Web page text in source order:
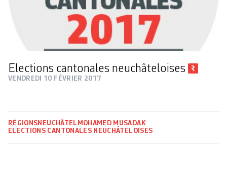
Elections cantonales neuchâteloises
VENDREDI 10 FÉVRIER 2017
RÉGIONS NEUCHÂTEL MOHAMED MUSADAK
ELECTIONS CANTONALES NEUCHÂTELOISES